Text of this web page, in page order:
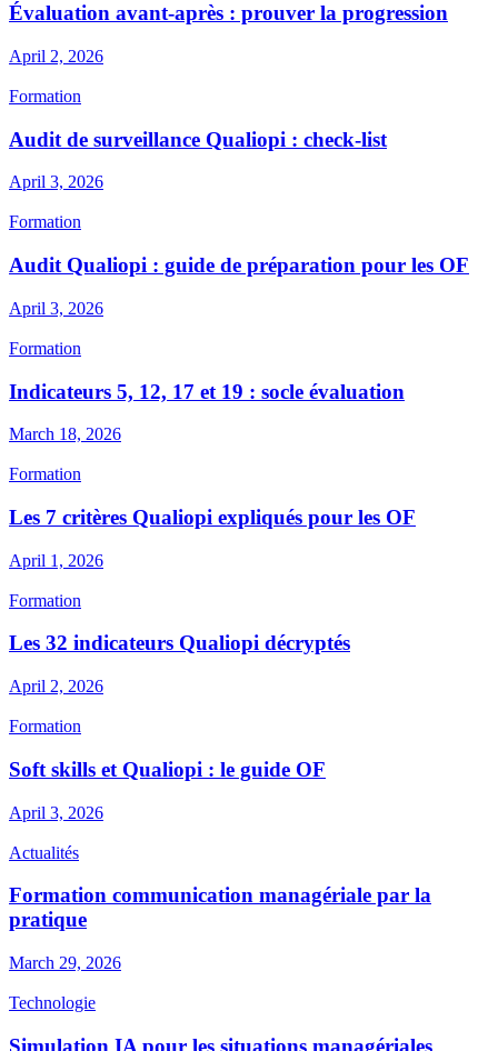
Évaluation avant-après : prouver la progression
April 2, 2026
Formation
Audit de surveillance Qualiopi : check-list
April 3, 2026
Formation
Audit Qualiopi : guide de préparation pour les OF
April 3, 2026
Formation
Indicateurs 5, 12, 17 et 19 : socle évaluation
March 18, 2026
Formation
Les 7 critères Qualiopi expliqués pour les OF
April 1, 2026
Formation
Les 32 indicateurs Qualiopi décryptés
April 2, 2026
Formation
Soft skills et Qualiopi : le guide OF
April 3, 2026
Actualités
Formation communication managériale par la
pratique
March 29, 2026
Technologie
Simulation IA pour les situations managériales